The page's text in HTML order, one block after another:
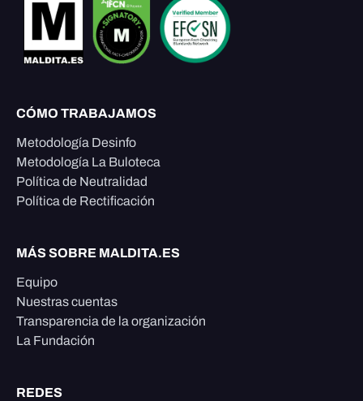
CÓMO TRABAJAMOS
Metodología Desinfo
Metodología La Buloteca
Política de Neutralidad
Política de Rectificación
MÁS SOBRE MALDITA.ES
Equipo
Nuestras cuentas
Transparencia de la organización
La Fundación
REDES